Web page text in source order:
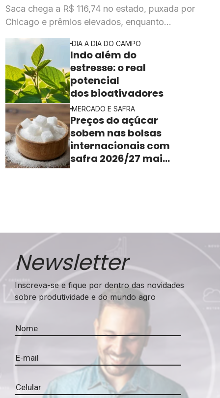
Saca chega a R$ 116,74 no estado, puxada por
Chicago e prêmios elevados, enquanto
rentabilidade
DIA A DIA DO CAMPO
Indo além do
estresse: o real
potencial
dos bioativadores
MERCADO E SAFRA
Preços do açúcar
sobem nas bolsas
internacionais com
safra 2026/27 mais
Newsletter
Inscreva-se e fique por dentro das novidades
sobre produtividade e do mundo agro